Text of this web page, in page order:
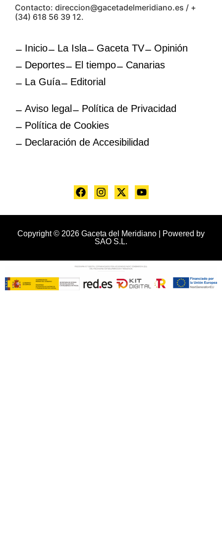
Contacto: direccion@gacetadelmeridiano.es / +
(34) 618 56 39 12.
Inicio La Isla Gaceta TV
Opinión
Deportes
El tiempo
Canarias
La Guía
Editorial
Aviso legal
Política de Privacidad
Política de Cookies
Declaración de Accesibilidad
Copyright © 2026 Gaceta del Meridiano | Powered by
SAO S.L.